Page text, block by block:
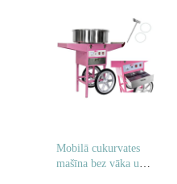
Mobilā cukurvates
mašīna bez vāka uz